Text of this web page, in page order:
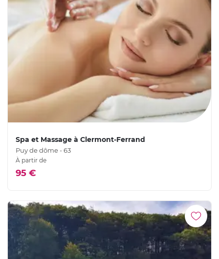
Spa et Massage à Clermont-Ferrand
Puy de dôme - 63
À partir de
95 €